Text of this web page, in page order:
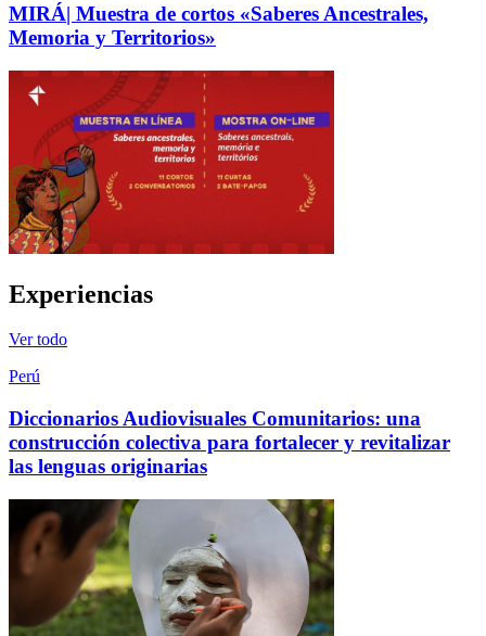
MIRÁ| Muestra de cortos «Saberes Ancestrales,
Memoria y Territorios»
Experiencias
Ver todo
Perú
Diccionarios Audiovisuales Comunitarios: una
construcción colectiva para fortalecer y revitalizar
las lenguas originarias